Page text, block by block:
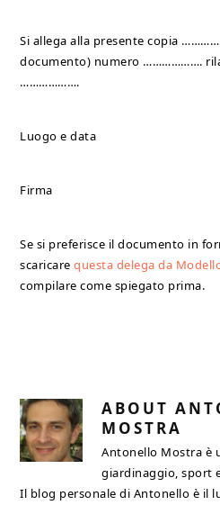
Si allega alla presente copia
documento) numero ……………….
……………….
Luogo e data
Firma
Se si preferisce il documento in
scaricarequesta delega da
compilare come spiegato prima.
ABOUT
MOSTRA
Antonello Mostra è
giardinaggio, sport
Il blog personale di Antonello è il